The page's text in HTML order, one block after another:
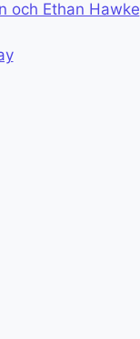
och Ethan Hawke